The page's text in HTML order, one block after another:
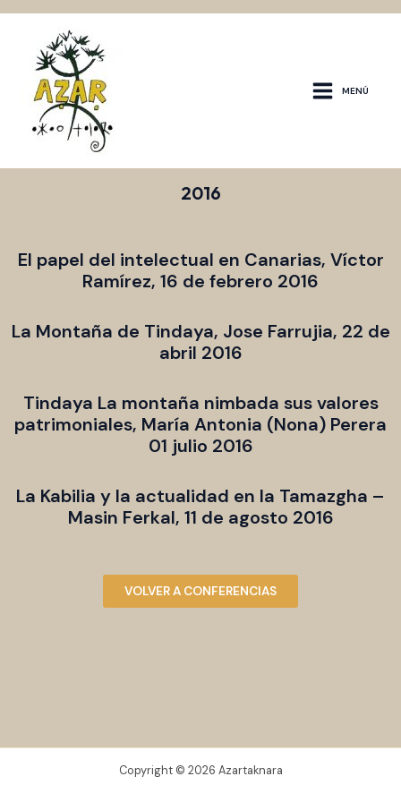
Ir
contenido
MENÚ
2016
El papel del intelectual en Canarias, Víctor
Ramírez, 16 de febrero 2016
La Montaña de Tindaya, Jose Farrujia, 22 de
abril 2016
Tindaya La montaña nimbada sus valores
patrimoniales, María Antonia (Nona) Perera
01 julio 2016
La Kabilia y la actualidad en la Tamazgha –
Masin Ferkal, 11 de agosto 2016
VOLVER A CONFERENCIAS
Copyright © 2026 Azartaknara